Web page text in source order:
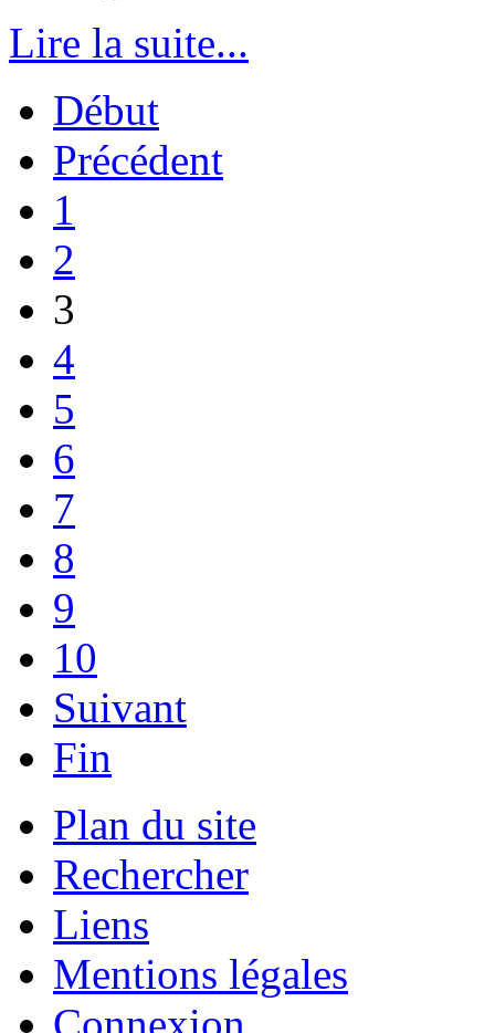
Lire la suite...
Début
Précédent
1
2
3
4
5
6
7
8
9
10
Suivant
Fin
Plan du site
Rechercher
Liens
Mentions légales
Connexion